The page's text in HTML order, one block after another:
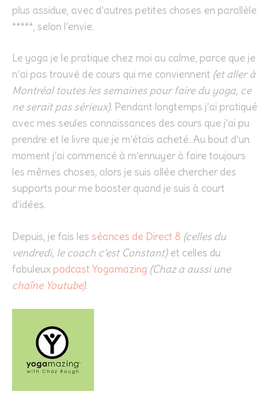
plus assidue, avec d’autres petites choses en parallèle
*****, selon l’envie.
Le yoga je le pratique chez moi au calme, parce que je
n’ai pas trouvé de cours qui me conviennent (et aller à
Montréal toutes les semaines pour faire du yoga, ce
ne serait pas sérieux). Pendant longtemps j’ai pratiqué
avec mes seules connaissances des cours que j’ai pu
prendre et le livre que je m’étais acheté. Au bout d’un
moment j’ai commencé à m’ennuyer à faire toujours
les mêmes choses, alors je suis allée chercher des
supports pour me booster quand je suis à court
d’idées.
Depuis, je fais les séances de Direct 8 (celles du
vendredi, le coach c’est Constant)et celles du
fabuleux podcast Yogamazing (Chaz a aussi une
chaîne Youtube).